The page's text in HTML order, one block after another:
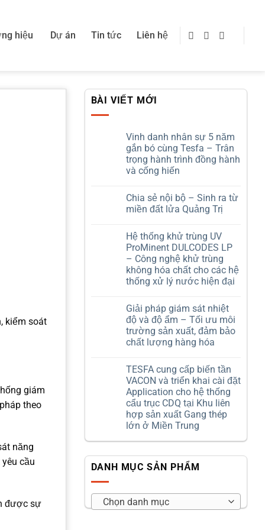
hiệu Dự án Tin tức Liên hệ
kiểm soát
giám
theo
năng
cầu
được sự
BÀI VIẾT MỚI
Vinh danh nhân sự 5 năm
gắn bó cùng Tesfa – Trân
trọng hành trình đồng hành
và cống hiến
bình
luận
ở
nhân
sự
5
năm
gắn
bó
cùng
Trân
trọng
hành
trình
đồng
hành
hiến
Chia sẻ nội bộ – Sinh ra từ
miền đất lửa Quảng Trị
bình
luận
ở
Chia
sẻ
nội
bộ
ra
từ
miền
đất
lửa
Quảng
Hệ thống khử trùng UV
ProMinent DULCODES LP
– Công nghệ khử trùng
không hóa chất cho các hệ
thống xử lý nước hiện đại
bình
luận
ở
Hệ
thống
khử
ProMinent
DULCODES
LP
–
Công
nghệ
khử
trùng
không
hóa
cho
các
hệ
lý
nước
hiện
Giải pháp giám sát nhiệt
độ và độ ẩm – Tối ưu môi
trường sản xuất, đảm bảo
chất lượng hàng hóa
bình
luận
ở
Giải
pháp
giám
sát
nhiệt
độ
ẩm
–
Tối
trường
sản
xuất,
TESFA cung cấp biến tần
VACON và triển khai cài đặt
Application cho hệ thống
cẩu trục CDQ tại Khu liên
hợp sản xuất Gang thép
lớn ở Miền Trung
ở
biến
tần
DANH MỤC SẢN PHẨM
Chọn danh mục